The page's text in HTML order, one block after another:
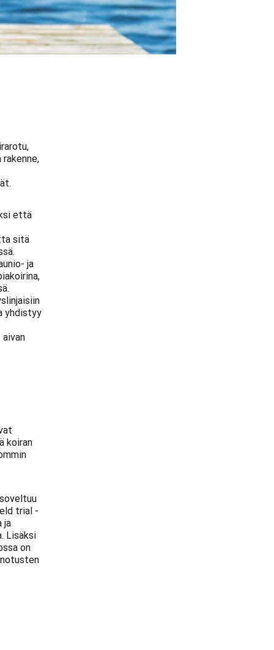
että
sitä
ja
yhdistyy
koiran
trial -
ja
Lisäksi
on